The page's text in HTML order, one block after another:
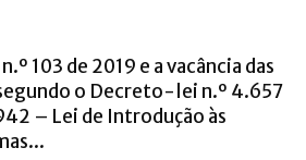
n.º 103 de 2019 e a vacância das
o Decreto-lei n.º 4.657
– Lei de Introdução às